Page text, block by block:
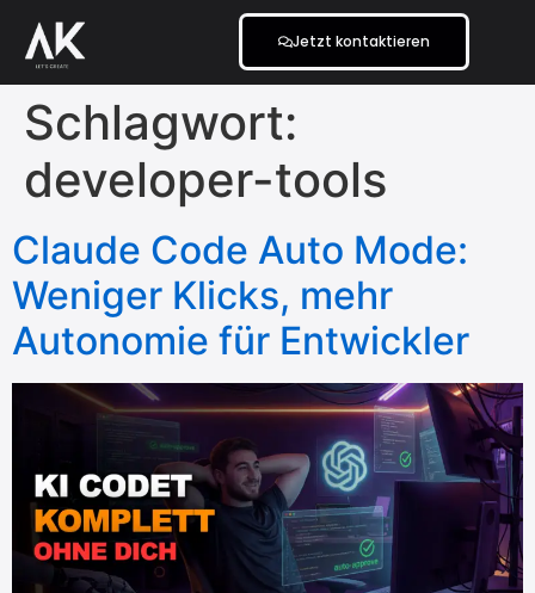
Jetzt kontaktieren
Schlagwort:
developer-tools
Claude Code Auto Mode:
Weniger Klicks, mehr
Autonomie für Entwickler